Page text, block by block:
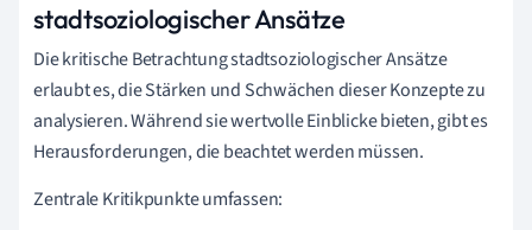
stadtsoziologischer Ansätze
Die kritische Betrachtung stadtsoziologischer Ansätze
erlaubt es, die Stärken und Schwächen dieser Konzepte zu
analysieren. Während sie wertvolle Einblicke bieten, gibt es
Herausforderungen, die beachtet werden müssen.
Zentrale Kritikpunkte umfassen: